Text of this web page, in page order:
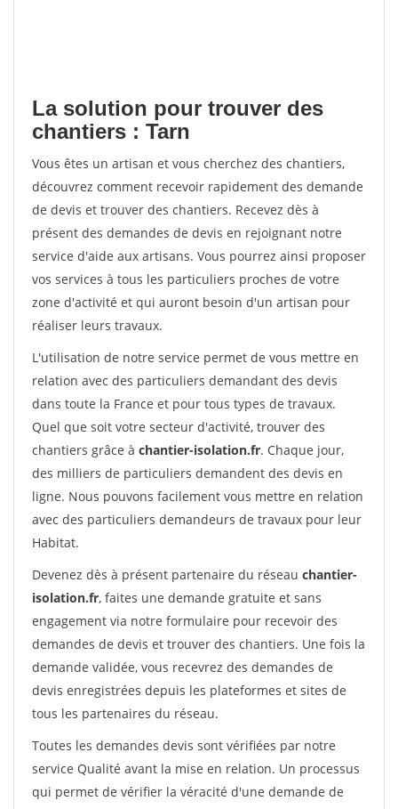
La solution pour trouver des
chantiers : Tarn
Vous êtes un artisan et vous cherchez des chantiers,
découvrez comment recevoir rapidement des demande
de devis et trouver des chantiers. Recevez dès à
présent des demandes de devis en rejoignant notre
service d'aide aux artisans. Vous pourrez ainsi proposer
vos services à tous les particuliers proches de votre
zone d'activité et qui auront besoin d'un artisan pour
réaliser leurs travaux.
L'utilisation de notre service permet de vous mettre en
relation avec des particuliers demandant des devis
dans toute la France et pour tous types de travaux.
Quel que soit votre secteur d'activité, trouver des
chantiers grâce à chantier-isolation.fr. Chaque jour,
des milliers de particuliers demandent des devis en
ligne. Nous pouvons facilement vous mettre en relation
avec des particuliers demandeurs de travaux pour leur
Habitat.
Devenez dès à présent partenaire du réseau chantier-
isolation.fr, faites une demande gratuite et sans
engagement via notre formulaire pour recevoir des
demandes de devis et trouver des chantiers. Une fois la
demande validée, vous recevrez des demandes de
devis enregistrées depuis les plateformes et sites de
tous les partenaires du réseau.
Toutes les demandes devis sont vérifiées par notre
service Qualité avant la mise en relation. Un processus
qui permet de vérifier la véracité d'une demande de